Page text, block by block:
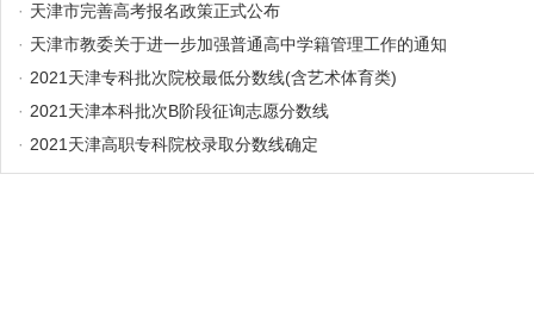
· 天津市完善高考报名政策正式公布
· 天津市教委关于进一步加强普通高中学籍管理工作的通知
· 2021天津专科批次院校最低分数线(含艺术体育类)
· 2021天津本科批次B阶段征询志愿分数线
· 2021天津高职专科院校录取分数线确定